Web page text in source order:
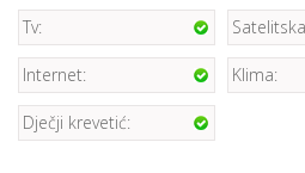
Tv:
Internet: Klima:
Dječji krevetić: